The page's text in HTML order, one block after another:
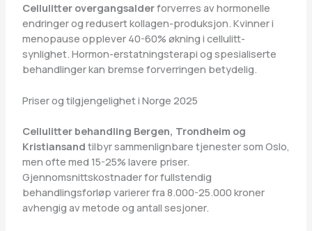
Cellulitter overgangsalderforverres av hormonelle
endringer og redusert kollagen-produksjon. Kvinner i
menopause opplever 40-60% økning i cellulitt-
synlighet. Hormon-erstatningsterapi og spesialiserte
behandlinger kan bremse forverringen betydelig.
Priser og tilgjengelighet i Norge 2025
Cellulitter behandling Bergen, Trondheim og
Kristiansand tilbyr sammenlignbare tjenester som Oslo,
men ofte med 15-25% lavere priser.
Gjennomsnittskostnader for fullstendig
behandlingsforløp varierer fra 8.000-25.000 kroner
avhengig av metode og antall sesjoner.